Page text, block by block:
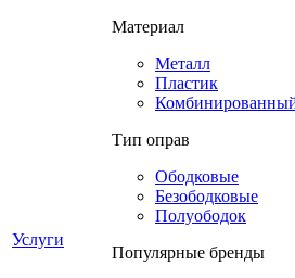
Услуги
Материал
Металл
Пластик
Тип оправ
Ободковые
Безободковые
Полуободок
Популярные бренды